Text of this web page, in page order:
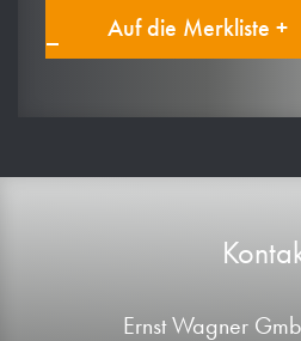
Auf die Merkliste +
Ernst Wagner